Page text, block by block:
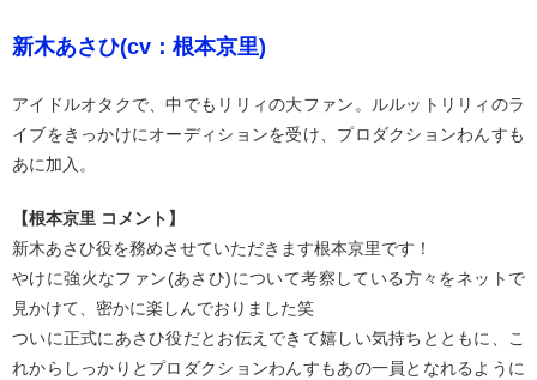
新木あさひ(cv：根本京里)
アイドルオタクで、中でもリリィの大ファン。ルルットリリィのラ
イブをきっかけにオーディションを受け、プロダクションわんすも
あに加入。
【根本京里 コメント】
新木あさひ役を務めさせていただきます根本京里です！
やけに強火なファン(あさひ)について考察している方々をネットで
見かけて、密かに楽しんでおりました笑
ついに正式にあさひ役だとお伝えできて嬉しい気持ちとともに、こ
れからしっかりとプロダクションわんすもあの一員となれるように